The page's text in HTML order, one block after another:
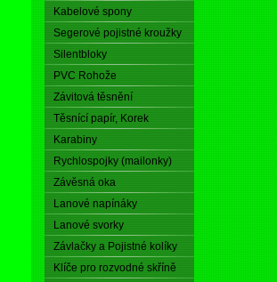
Kabelové spony
Segerové pojistné kroužky
Silentbloky
PVC Rohože
Závitová těsnění
Těsnící papír, Korek
Karabiny
Rychlospojky (mailonky)
Závěsná oka
Lanové napínáky
Lanové svorky
Závlačky a Pojistné kolíky
Klíče pro rozvodné skříně